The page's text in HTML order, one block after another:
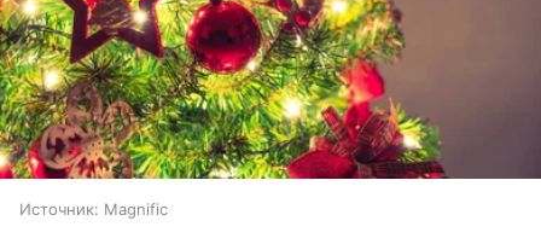
Источник: Magnific